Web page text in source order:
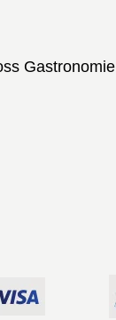
Gastronomie